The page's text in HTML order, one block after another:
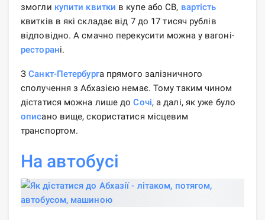
змогли купити квитки в купе або СВ, вартість
квитків в які складає від 7 до 17 тисяч рублів
відповідно. А смачно перекусити можна у вагоні-
ресторані.
ЗСанкт-Петербурга прямого залізничного
сполучення з Абхазією немає. Тому таким чином
дістатися можна лише доСочі, а далі, як уже було
описано вище, скористатися місцевим
транспортом.
На автобусі